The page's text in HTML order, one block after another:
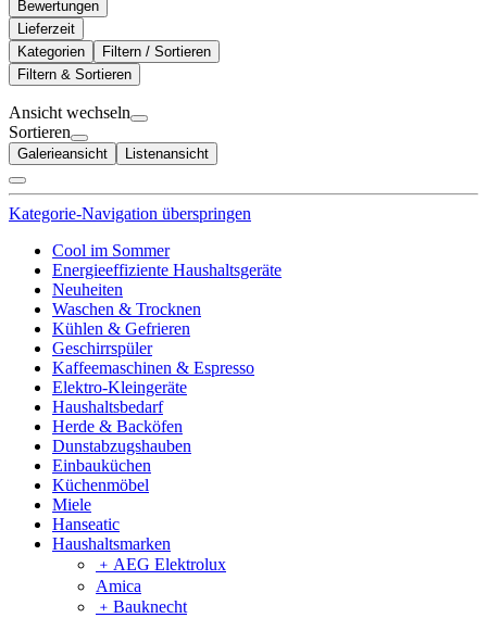
Bewertungen
Lieferzeit
Kategorien
Filtern / Sortieren
Filtern & Sortieren
Ansicht wechseln
Sortieren
Galerieansicht Listenansicht
Kategorie-Navigation überspringen
Cool im Sommer
Energieeffiziente Haushaltsgeräte
Neuheiten
Waschen & Trocknen
Kühlen & Gefrieren
Geschirrspüler
Kaffeemaschinen & Espresso
Elektro-Kleingeräte
Haushaltsbedarf
Herde & Backöfen
Dunstabzugshauben
Einbauküchen
Küchenmöbel
Miele
Hanseatic
Haushaltsmarken
﹢ AEG Elektrolux
Amica
﹢ Bauknecht